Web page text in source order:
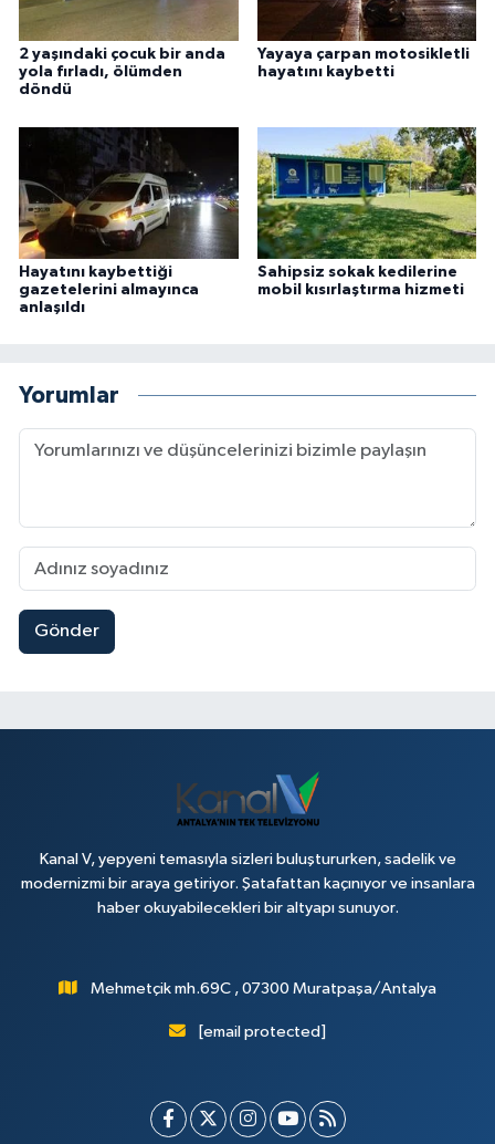
2 yaşındaki çocuk bir anda
yola fırladı, ölümden
döndü
Yayaya çarpan motosikletli
hayatını kaybetti
Hayatını kaybettiği
gazetelerini almayınca
anlaşıldı
Sahipsiz sokak kedilerine
mobil kısırlaştırma hizmeti
Yorumlar
Gönder
Kanal V, yepyeni temasıyla sizleri buluştururken, sadelik ve
modernizmi bir araya getiriyor. Şatafattan kaçınıyor ve insanlara
haber okuyabilecekleri bir altyapı sunuyor.
Mehmetçik mh.69C , 07300 Muratpaşa/Antalya
[email protected]